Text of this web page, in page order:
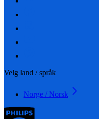
Velg land / språk
Norge / Norsk